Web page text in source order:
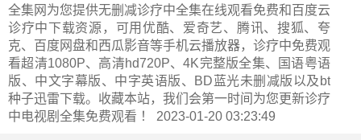
全集网为您提供无删减诊疗中全集在线观看免费和百度云
诊疗中下载资源，可用优酷、爱奇艺、腾讯、搜狐、夸
克、百度网盘和西瓜影音等手机云播放器，诊疗中免费观
看超清1080P、高清hd720P、4K完整版全集、国语粤语
版、中文字幕版、中字英语版、BD蓝光未删减版以及bt
种子迅雷下载。收藏本站，我们会第一时间为您更新诊疗
中电视剧全集免费观看 ！ 2023-01-20 03:23:49